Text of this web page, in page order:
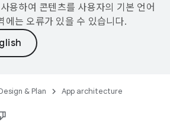
용하여 콘텐츠를 사용자의 기본 언어
에는 오류가 있을 수 있습니다.
& Plan App architecture